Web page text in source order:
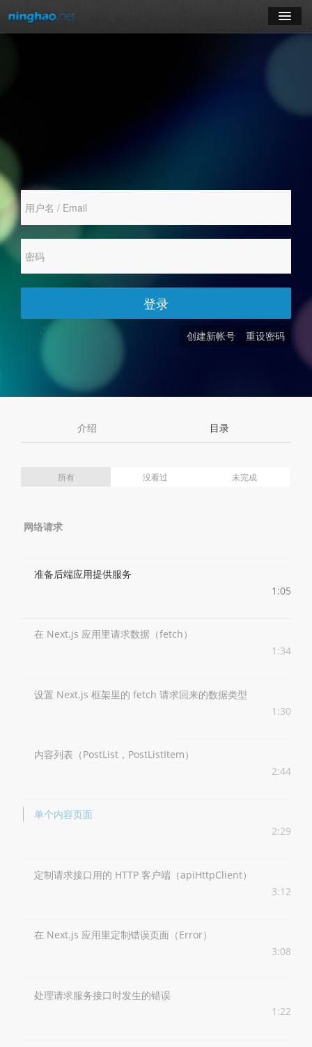
创建新帐号 重设密码
登录
介绍 目录
所有 没看过 未完成
网络请求
准备后端应用提供服务
1:05
在 Next.js 应用里请求数据（fetch）
1:34
设置 Next.js 框架里的 fetch 请求回来的数据类型
1:30
内容列表（PostList，PostListItem）
2:44
单个内容页面
2:29
定制请求接口用的 HTTP 客户端（apiHttpClient）
3:12
在 Next.js 应用里定制错误页面（Error）
3:08
处理请求服务接口时发生的错误
1:22